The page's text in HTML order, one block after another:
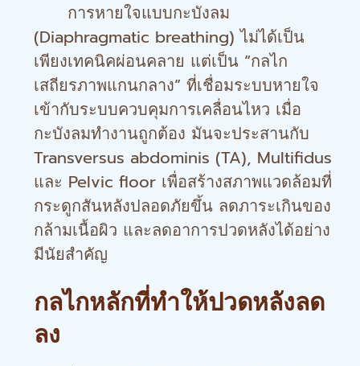
การหายใจแบบกะบังลม
(Diaphragmatic breathing) ไม่ได้เป็น
เพียงเทคนิคผ่อนคลาย แต่เป็น “กลไก
เสถียรภาพแกนกลาง” ที่เชื่อมระบบหายใจ
เข้ากับระบบควบคุมการเคลื่อนไหว เมื่อ
กะบังลมทำงานถูกต้อง มันจะประสานกับ
Transversus abdominis (TA), Multifidus
และ Pelvic floor เพื่อสร้างสภาพแวดล้อมที่
กระดูกสันหลังปลอดภัยขึ้น ลดภาระเกินของ
กล้ามเนื้อผิว และลดอาการปวดหลังได้อย่าง
มีนัยสำคัญ
กลไกหลักที่ทำให้ปวดหลังลด
ลง